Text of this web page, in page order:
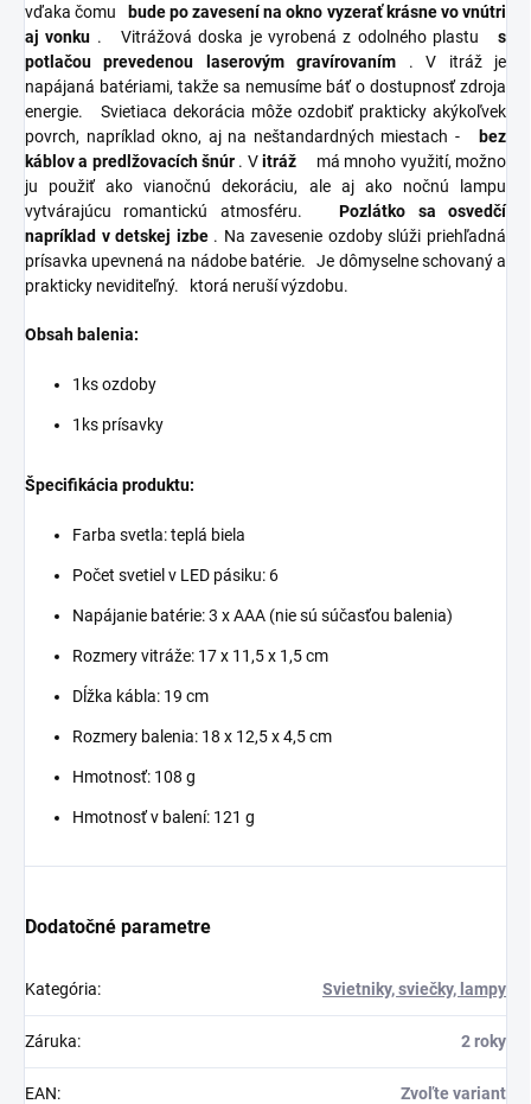
vďaka čomu
bude po zavesení na okno vyzerať krásne vo vnútri
aj vonku . Vitrážová doska je vyrobená z odolného plastu
s
potlačou prevedenou laserovým gravírovaním . V
itráž je
napájaná batériami, takže sa nemusíme báť o dostupnosť zdroja
energie.
Svietiaca dekorácia môže ozdobiť prakticky akýkoľvek
povrch, napríklad okno, aj na neštandardných miestach -
bez
káblov a predlžovacích šnúr . V itráž
má mnoho využití, možno
ju použiť ako vianočnú dekoráciu, ale aj ako nočnú lampu
vytvárajúcu romantickú atmosféru.
Pozlátko sa osvedčí
napríklad v detskej izbe. Na zavesenie ozdoby slúži priehľadná
prísavka upevnená na nádobe batérie.
Je dômyselne schovaný a
prakticky neviditeľný.
ktorá neruší výzdobu.
Obsah balenia:
1ks ozdoby
1ks prísavky
Špecifikácia produktu:
Farba svetla: teplá biela
Počet svetiel v LED pásiku: 6
Napájanie batérie: 3 x AAA (nie sú súčasťou balenia)
Rozmery vitráže: 17 x 11,5 x 1,5 cm
Dĺžka kábla: 19 cm
Rozmery balenia: 18 x 12,5 x 4,5 cm
Hmotnosť: 108 g
Hmotnosť v balení: 121 g
Dodatočné parametre
Kategória: Svietniky, sviečky, lampy
Záruka: 2 roky
EAN: Zvoľte variant